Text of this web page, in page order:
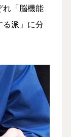
れ「脳機能
派」に分